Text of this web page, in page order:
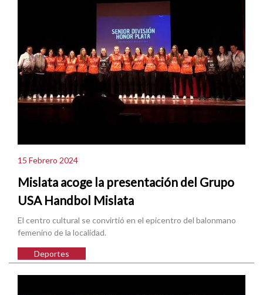
15 Febrero 2024
Mislata acoge la presentación del Grupo
USA Handbol Mislata
El centro cultural se convirtió en el epicentro del balonmano
femenino de la localidad.
Deportes